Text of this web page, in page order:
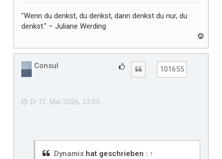
"Wenn du denkst, du denkst, dann denkst du nur, du
denkst." – Juliane Werding
c
Consul
m
i
101655
Di 12. Mai 2026, 23:05
Dynamis hat geschrieben : ↑